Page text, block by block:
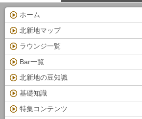
ホーム
北新地マップ
ラウンジ一覧
Bar一覧
北新地の豆知識
基礎知識
特集コンテンツ